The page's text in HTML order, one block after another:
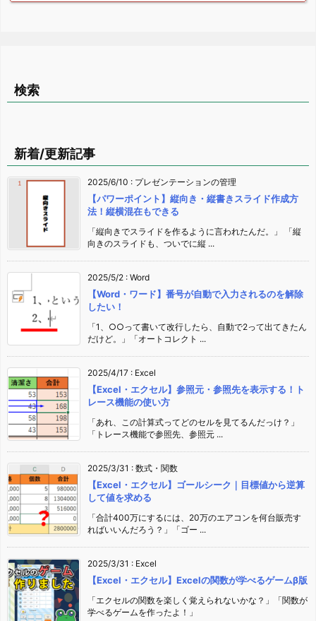
検索
新着/更新記事
2025/6/10 : プレゼンテーションの管理
【パワーポイント】縦向き・縦書きスライド作成方
法！縦横混在もできる
「縦向きでスライドを作るように言われたんだ。」 「縦
向きのスライドも、ついでに縦 ...
2025/5/2 : Word
【Word・ワード】番号が自動で入力されるのを解除
したい！
「1、○○って書いて改行したら、自動で2って出てきたん
だけど。」「オートコレクト ...
2025/4/17 : Excel
【Excel・エクセル】参照元・参照先を表示する！ト
レース機能の使い方
「あれ、この計算式ってどのセルを見てるんだっけ？」
「トレース機能で参照先、参照元 ...
2025/3/31 : 数式・関数
【Excel・エクセル】ゴールシーク｜目標値から逆算
して値を求める
「合計400万にするには、20万のエアコンを何台販売す
ればいいんだろう？」「ゴー ...
2025/3/31 : Excel
【Excel・エクセル】Excelの関数が学べるゲームβ版
「エクセルの関数を楽しく覚えられないかな？」「関数が
学べるゲームを作ったよ！」